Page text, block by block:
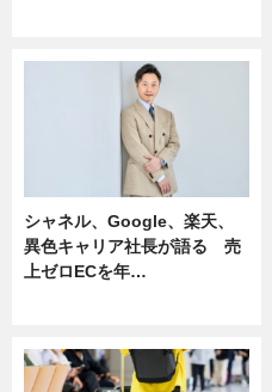
シャネル、Google、楽天、
異色キャリア社長が語る 売
上ゼロECを年…